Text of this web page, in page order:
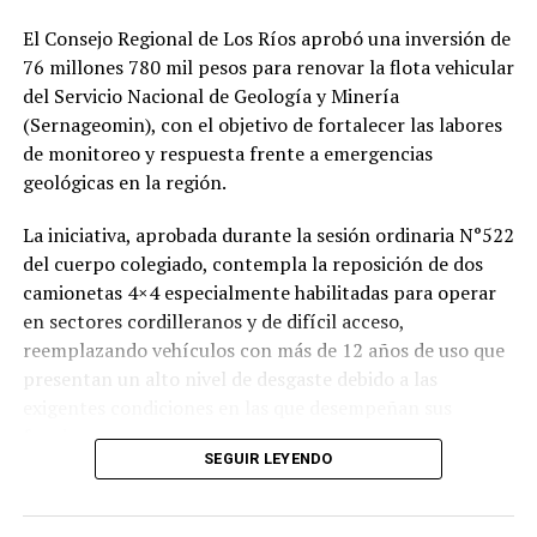
generaba en la seguridad del barrio.
Por instrucción del Ministerio Público, los cinco
detenidos fueron trasladados hasta el Juzgado de
Garantía de Valdivia para enfrentar la audiencia de
control de detención y posterior formalización.
Post Views: 26
El Consejo Regional de Los Ríos aprobó una inversión de
76 millones 780 mil pesos para renovar la flota vehicular
del Servicio Nacional de Geología y Minería
(Sernageomin), con el objetivo de fortalecer las labores
de monitoreo y respuesta frente a emergencias
geológicas en la región.
La iniciativa, aprobada durante la sesión ordinaria N°522
del cuerpo colegiado, contempla la reposición de dos
camionetas 4×4 especialmente habilitadas para operar
en sectores cordilleranos y de difícil acceso,
reemplazando vehículos con más de 12 años de uso que
presentan un alto nivel de desgaste debido a las
funciones.
Con esta inversión, financiada por el Gobierno Regional,
Sernageomin busca mejorar su capacidad operativa para
SEGUIR LEYENDO